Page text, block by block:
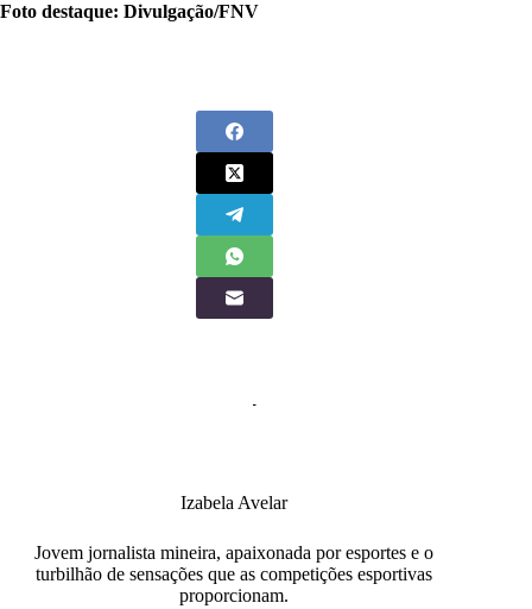
Foto destaque: Divulgação/FNV
Izabela Avelar
Jovem jornalista mineira, apaixonada por esportes e o
turbilhão de sensações que as competições esportivas
proporcionam.